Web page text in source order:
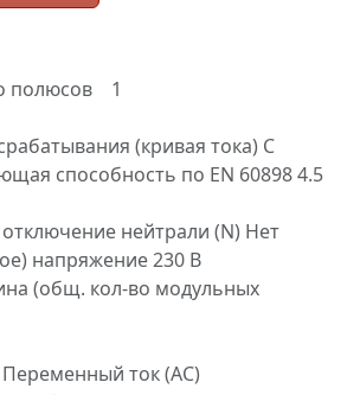
полюсов 1
(кривая тока) C
способность по EN 60898 4.5
нейтрали (N) Нет
напряжение 230 В
(общ. кол-во модульных
ток (AC)